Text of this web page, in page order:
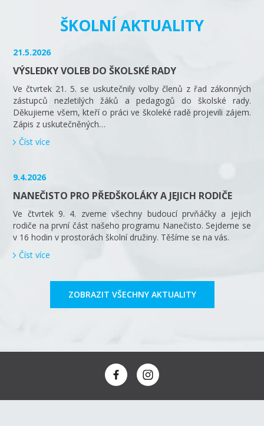
ŠKOLNÍ AKTUALITY
21.5.2026
VÝSLEDKY VOLEB DO ŠKOLSKÉ RADY
Ve čtvrtek 21. 5. se uskutečnily volby členů z řad zákonných
zástupců nezletilých žáků a pedagogů do školské rady.
Děkujieme všem, kteří o práci ve školeké radě projevili zájem.
Zápis z uskutečněných…
Číst více
9.4.2026
NANEČISTO PRO PŘEDŠKOLÁKY A JEJICH RODIČE
Ve čtvrtek 9. 4. zveme všechny budoucí prvňáčky a jejich
rodiče na první část našeho programu Nanečisto. Sejdeme se
v 16 hodin v prostorách školní družiny. Těšíme se na vás.
Číst více
ZOBRAZIT VŠECHNY AKTUALITY